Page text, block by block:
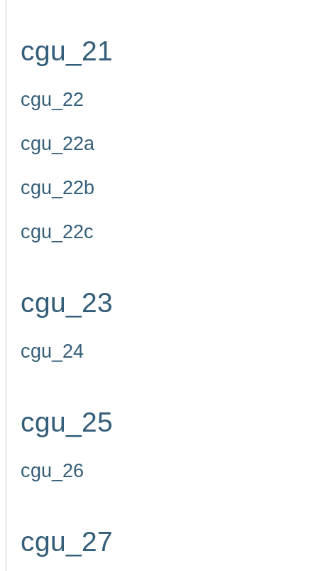
cgu_21
cgu_22
cgu_22a
cgu_22b
cgu_22c
cgu_23
cgu_24
cgu_25
cgu_26
cgu_27